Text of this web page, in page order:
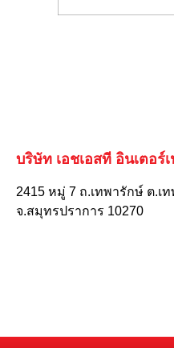
บริษัท เอชเอสที อินเตอร์
2415 หมู่ 7 ถ.เทพารักษ์ ต.เ
จ.สมุทรปราการ 10270